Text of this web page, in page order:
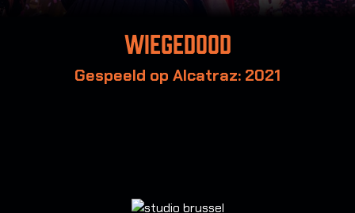
Wiegedood
Gespeeld op Alcatraz: 2021